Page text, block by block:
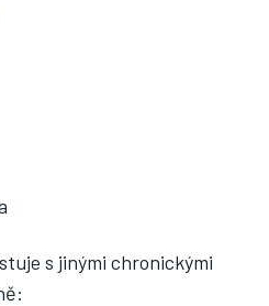
s jinými chronickými